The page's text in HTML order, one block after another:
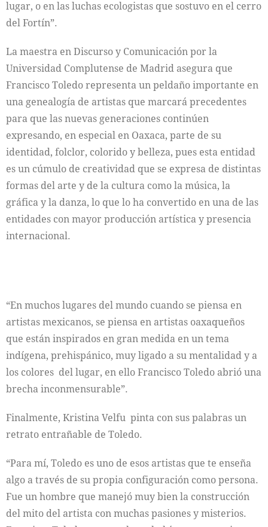
lugar, o en las luchas ecologistas que sostuvo en el cerro
del Fortín”.
La maestra en Discurso y Comunicación por la
Universidad Complutense de Madrid asegura que
Francisco Toledo representa un peldaño importante en
una genealogía de artistas que marcará precedentes
para que las nuevas generaciones continúen
expresando, en especial en Oaxaca, parte de su
identidad, folclor, colorido y belleza, pues esta entidad
es un cúmulo de creatividad que se expresa de distintas
formas del arte y de la cultura como la música, la
gráfica y la danza, lo que lo ha convertido en una de las
entidades con mayor producción artística y presencia
internacional.
“En muchos lugares del mundo cuando se piensa en
artistas mexicanos, se piensa en artistas oaxaqueños
que están inspirados en gran medida en un tema
indígena, prehispánico, muy ligado a su mentalidad y a
los colores del lugar, en ello Francisco Toledo abrió una
brecha inconmensurable”.
Finalmente, Kristina Velfu pinta con sus palabras un
retrato entrañable de Toledo.
“Para mí, Toledo es uno de esos artistas que te enseña
algo a través de su propia configuración como persona.
Fue un hombre que manejó muy bien la construcción
del mito del artista con muchas pasiones y misterios.